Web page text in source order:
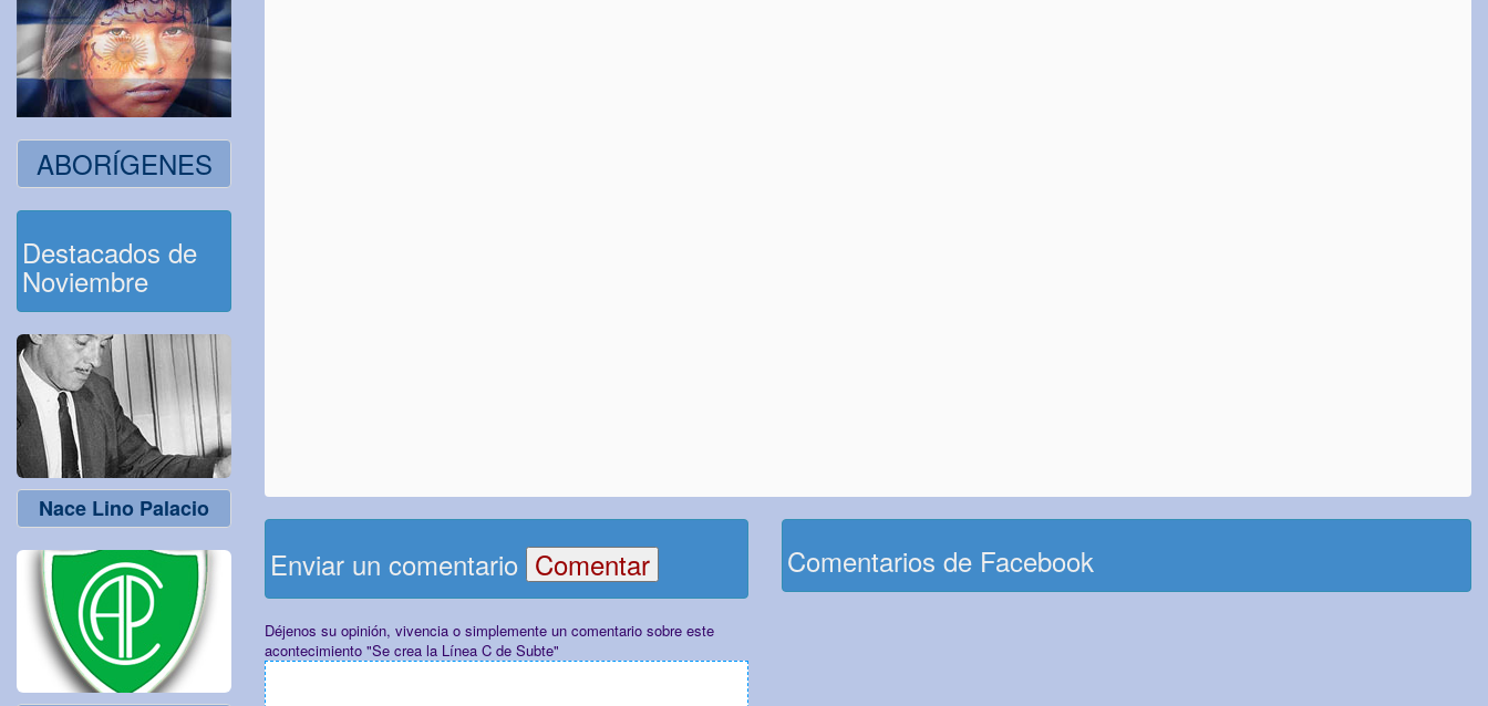
ABORÍGENES
Destacados de
Noviembre
Nace Lino Palacio
Enviar un comentario
Déjenos su opinión, vivencia o simplemente un comentario sobre este
acontecimiento "Se crea la Línea C de Subte"
Comentarios de Facebook